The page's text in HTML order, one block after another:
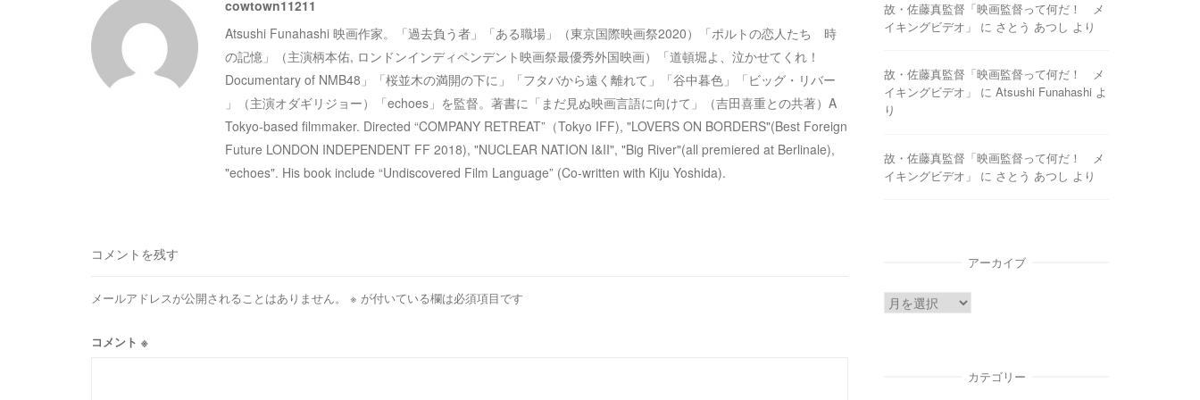
ゲ
ー
cowtown11211
Atsushi Funahashi 映画作家。「過去負う者」「ある職場」（東京国際映画祭2020）「ポルトの恋人たち 時
の記憶」（主演柄本佑, ロンドンインディペンデント映画祭最優秀外国映画）「道頓堀よ、泣かせてくれ！
Documentary of NMB48」「桜並木の満開の下に」「フタバから遠く離れて」「谷中暮色」「ビッグ・リバー
」（主演オダギリジョー）「echoes」を監督。著書に「まだ見ぬ映画言語に向けて」（吉田喜重との共著）A
Tokyo-based filmmaker. Directed “COMPANY RETREAT”（Tokyo IFF), "LOVERS ON BORDERS"(Best Foreign
Future LONDON INDEPENDENT FF 2018), "NUCLEAR NATION I&II", "Big River"(all premiered at Berlinale),
"echoes". His book include “Undiscovered Film Language” (Co-written with Kiju Yoshida).
コメントを残す
メールアドレスが公開されることはありません。 ※ が付いている欄は必須項目です
コメント ※
故・佐藤真監督「映画監督って何だ！ メ
イキングビデオ」
に さとう あつし より
故・佐藤真監督「映画監督って何だ！ メ
イキングビデオ」
に Atsushi Funahashi よ
り
故・佐藤真監督「映画監督って何だ！ メ
イキングビデオ」
に さとう あつし より
アーカイブ
ア
カテゴリー